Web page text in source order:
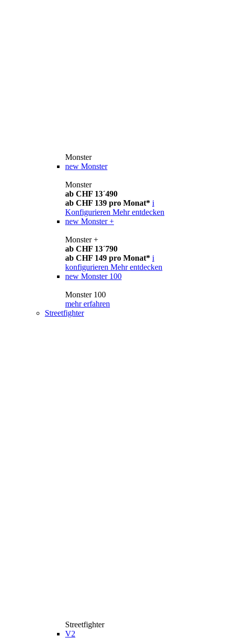
Monster
new Monster
Monster
ab CHF 13´490
ab CHF 139 pro Monat* i
Konfigurieren Mehr entdecken
new Monster +
Monster +
ab CHF 13´790
ab CHF 149 pro Monat* i
konfigurieren Mehr entdecken
new Monster 100
Monster 100
mehr erfahren
Streetfighter
Streetfighter
V2